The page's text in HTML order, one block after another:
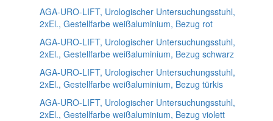
AGA-URO-LIFT, Urologischer Untersuchungsstuhl,
2xEl., Gestellfarbe weißaluminium, Bezug rot
AGA-URO-LIFT, Urologischer Untersuchungsstuhl,
2xEl., Gestellfarbe weißaluminium, Bezug schwarz
AGA-URO-LIFT, Urologischer Untersuchungsstuhl,
2xEl., Gestellfarbe weißaluminium, Bezug türkis
AGA-URO-LIFT, Urologischer Untersuchungsstuhl,
2xEl., Gestellfarbe weißaluminium, Bezug violett